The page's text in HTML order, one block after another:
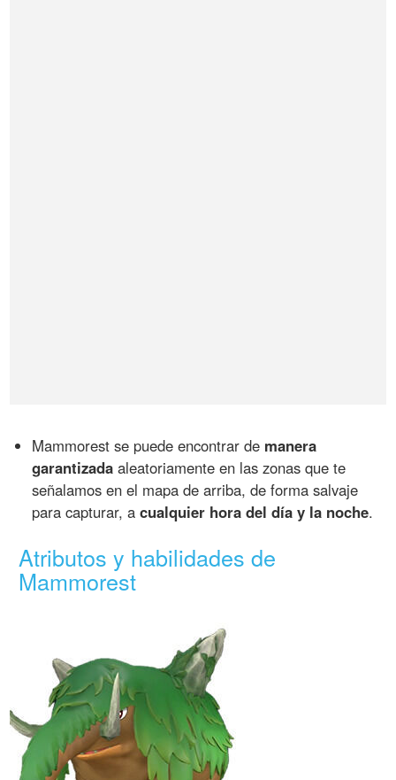
Mammorest se puede encontrar de manera
garantizada aleatoriamente en las zonas que te
señalamos en el mapa de arriba, de forma salvaje
para capturar, acualquier hora del día y la noche.
Atributos y habilidades de
Mammorest